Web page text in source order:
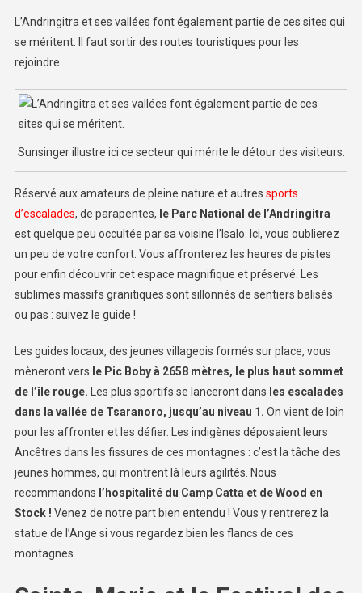
L’Andringitra et ses vallées font également partie de ces sites qui
se méritent. Il faut sortir des routes touristiques pour les
rejoindre.
Sunsinger illustre ici ce secteur qui mérite le détour des visiteurs.
Réservé aux amateurs de pleine nature et autres sports
d’escalades, de parapentes, le Parc National de l’Andringitra
est quelque peu occultée par sa voisine l’Isalo. Ici, vous oublierez
un peu de votre confort. Vous affronterez les heures de pistes
pour enfin découvrir cet espace magnifique et préservé. Les
sublimes massifs granitiques sont sillonnés de sentiers balisés
ou pas : suivez le guide !
Les guides locaux, des jeunes villageois formés sur place, vous
mèneront vers le Pic Boby à 2658 mètres, le plus haut sommet
de l’île rouge. Les plus sportifs se lanceront dans les escalades
dans la vallée de Tsaranoro, jusqu’au niveau 1. On vient de loin
pour les affronter et les défier. Les indigènes déposaient leurs
Ancêtres dans les fissures de ces montagnes : c’est la tâche des
jeunes hommes, qui montrent là leurs agilités. Nous
recommandons l’hospitalité du Camp Catta et de Wood en
Stock ! Venez de notre part bien entendu ! Vous y rentrerez la
statue de l’Ange si vous regardez bien les flancs de ces
montagnes.